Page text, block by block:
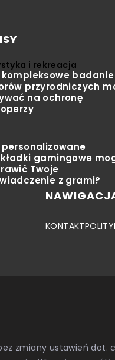
i rekreacja
badanie
przyrodniczych
na ochronę
gamingowe
Twoje
z grami?
KONTAKT
zmiany ustawień dot.